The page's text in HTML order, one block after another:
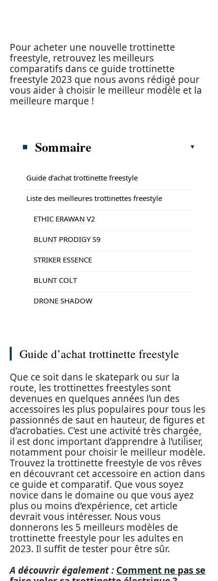
Pour acheter une nouvelle trottinette
freestyle, retrouvez les meilleurs
comparatifs dans ce guide trottinette
freestyle 2023 que nous avons rédigé pour
vous aider à choisir le meilleur modèle et la
meilleure marque !
Sommaire
Guide d’achat trottinette freestyle
Liste des meilleures trottinettes freestyle
ETHIC ERAWAN V2
BLUNT PRODIGY S9
STRIKER ESSENCE
BLUNT COLT
DRONE SHADOW
Guide d’achat trottinette freestyle
Que ce soit dans le skatepark ou sur la
route, les trottinettes freestyles sont
devenues en quelques années l’un des
accessoires les plus populaires pour tous les
passionnés de saut en hauteur, de figures et
d’acrobaties. C’est une activité très chargée,
il est donc important d’apprendre à l’utiliser,
notamment pour choisir le meilleur modèle.
Trouvez la trottinette freestyle de vos rêves
en découvrant cet accessoire en action dans
ce guide et comparatif. Que vous soyez
novice dans le domaine ou que vous ayez
plus ou moins d’expérience, cet article
devrait vous intéresser. Nous vous
donnerons les 5 meilleurs modèles de
trottinette freestyle pour les adultes en
2023. Il suffit de tester pour être sûr.
A découvrir également : Comment ne pas se